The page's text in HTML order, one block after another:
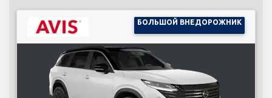
БОЛЬШОЙ ВНЕДОРОЖНИК